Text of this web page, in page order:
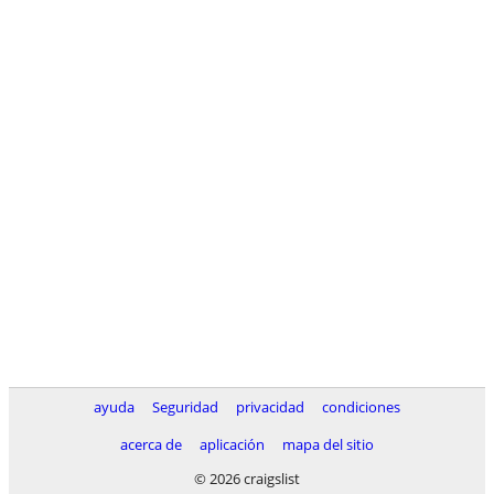
ayuda Seguridad privacidad
condiciones
acerca de
aplicación
mapa del sitio
© 2026 craigslist